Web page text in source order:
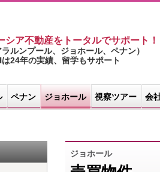
シア不動産をトータルでサポート！
ラルンプール、ジョホール、ペナン）
24年の実績、留学もサポート
ペナン ジョホール 視察ツアー 会
ジョホール